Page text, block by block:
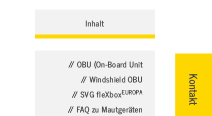
Kontakt
Inhalt
// OBU (On-Board Unit
// Windshield OBU
// SVG fleXboxEUROPA
// FAQ zu Mautgeräten